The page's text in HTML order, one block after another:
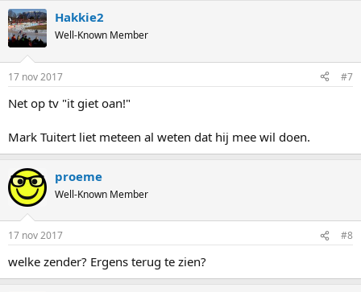
c
t
i
s
Hakkie2
Well-Known Member
17 nov 2017 #7
Net op tv "it giet oan!"
Mark Tuitert liet meteen al weten dat hij mee wil doen.
proeme
Well-Known Member
17 nov 2017 #8
welke zender? Ergens terug te zien?